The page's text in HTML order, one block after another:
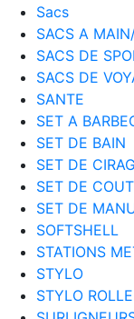
Sacs
SACS A
SACS DE
SACS DE
SANTE
SET A
SET DE BAIN
SET DE
SET DE
SET DE
SOFTSHELL
STATIONS
STYLO
STYLO